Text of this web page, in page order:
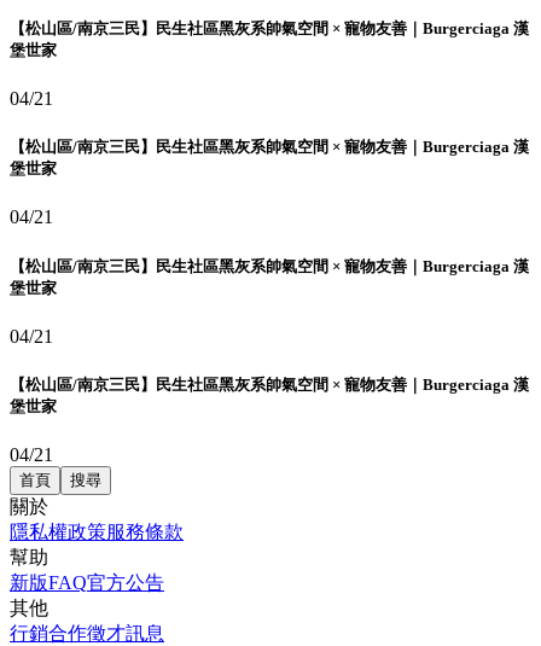
【松山區/南京三民】民生社區黑灰系帥氣空間 × 寵物友善｜Burgerciaga 漢
堡世家
04/21
【松山區/南京三民】民生社區黑灰系帥氣空間 × 寵物友善｜Burgerciaga 漢
堡世家
04/21
【松山區/南京三民】民生社區黑灰系帥氣空間 × 寵物友善｜Burgerciaga 漢
堡世家
04/21
【松山區/南京三民】民生社區黑灰系帥氣空間 × 寵物友善｜Burgerciaga 漢
堡世家
04/21
首頁 搜尋
關於
隱私權政策服務條款
幫助
新版FAQ官方公告
其他
行銷合作徵才訊息